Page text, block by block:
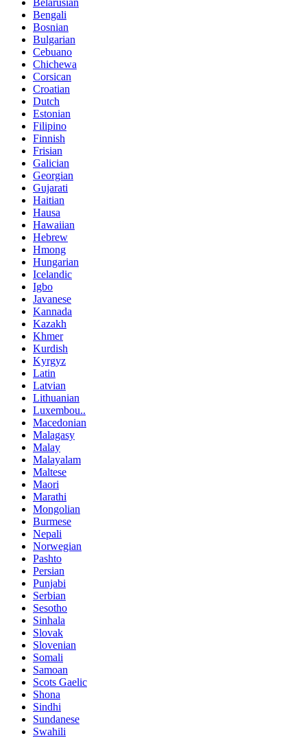
Belarusian
Bengali
Bosnian
Bulgarian
Cebuano
Chichewa
Corsican
Croatian
Dutch
Estonian
Filipino
Finnish
Frisian
Galician
Georgian
Gujarati
Haitian
Hausa
Hawaiian
Hebrew
Hmong
Hungarian
Icelandic
Igbo
Javanese
Kannada
Kazakh
Khmer
Kurdish
Kyrgyz
Latin
Latvian
Lithuanian
Luxembou..
Macedonian
Malagasy
Malay
Malayalam
Maltese
Maori
Marathi
Mongolian
Burmese
Nepali
Norwegian
Pashto
Persian
Punjabi
Serbian
Sesotho
Sinhala
Slovak
Slovenian
Somali
Samoan
Scots Gaelic
Shona
Sindhi
Sundanese
Swahili